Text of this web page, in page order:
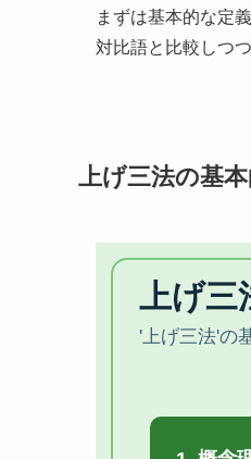
まずは基本的な定
対比語と比較しつ
上げ三法の基